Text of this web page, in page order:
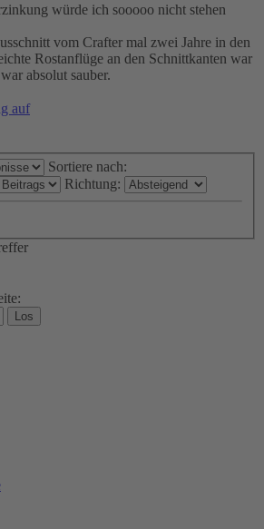
würde ich sooooo nicht stehen
vom Crafter mal zwei Jahre in den
Rostanflüge an den Schnittkanten war
absolut sauber.
auf
Sortiere nach:
Richtung: